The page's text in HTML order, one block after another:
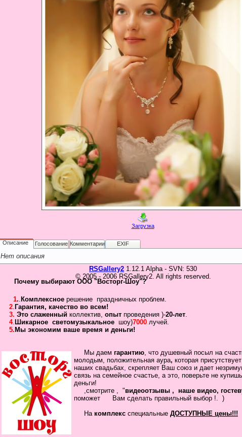
Загрузка
Описание Голосование Комментарии EXIF
Нет описания
RSGallery2 1.12.1 Alpha - SVN: 530
© 2005 - 2006 RSGallery2. All rights reserved.
Почему выбирают ООО "Восторг-Шоу"?
1.. Комплексное решение праздничных проблем.
2. Гарантия, качество во всем!
3. Это слаженный коллектив, опыт проведения )-20-лет.
4. Шикарное светомузыкальное шоу)7000 лучей.
5. Мы экономим ваше время и деньги!
Мы даем гарантию, что душевный посыл на
молодым, положительная аура, которая
наших свадьбах, скрепляет Ваш союз и дает
связь на семейное счастье, а это, поверьте не
деньги!
,смотрите , "видеоотзывы , наше видео,
поможет Вам сделать правильный выбор !. )
Накомплекс специальные ДОСТУПНЫЕ цены!!!